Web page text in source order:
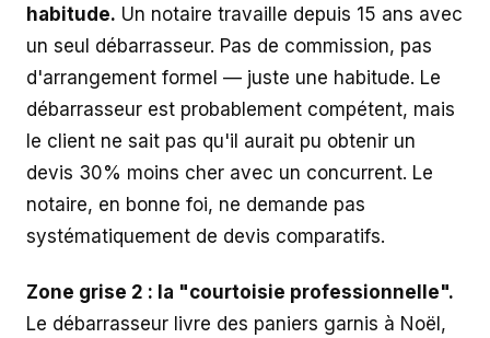
habitude. Un notaire travaille depuis 15 ans avec
un seul débarrasseur. Pas de commission, pas
d'arrangement formel — juste une habitude. Le
débarrasseur est probablement compétent, mais
le client ne sait pas qu'il aurait pu obtenir un
devis 30% moins cher avec un concurrent. Le
notaire, en bonne foi, ne demande pas
systématiquement de devis comparatifs.
Zone grise 2 : la "courtoisie professionnelle".
Le débarrasseur livre des paniers garnis à Noël,